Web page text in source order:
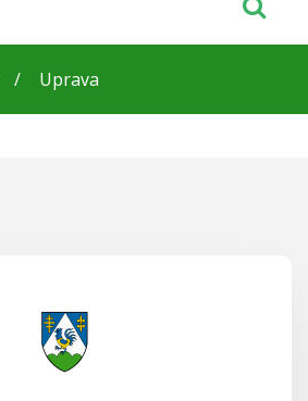
Uprava